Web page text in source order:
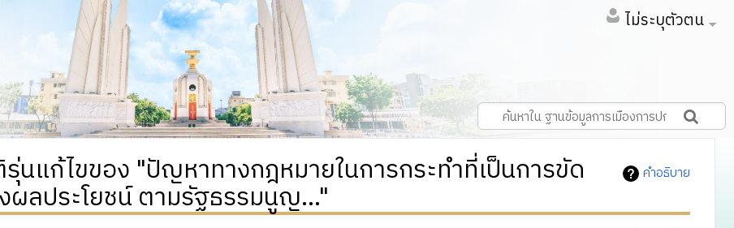
ไม่ระบุตัวตน
คำอธิบาย
รุ่นแก้ไขของ "ปัญหาทางกฎหมายในการกระทำที่เป็นการขัด
ผลประโยชน์ ตามรัฐธรรมนูญ..."